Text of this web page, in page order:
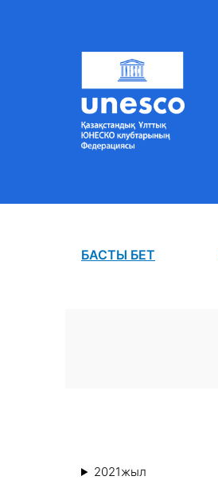
БАСТЫ БЕТ
2021жыл